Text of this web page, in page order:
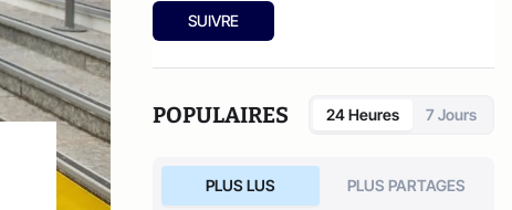
SUIVRE
POPULAIRES 24 Heures 7 Jours
PLUS LUS PLUS PARTAGES